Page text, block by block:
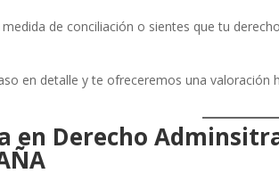
de conciliación o sientes que tu
en detalle y te ofreceremos una
en Derecho